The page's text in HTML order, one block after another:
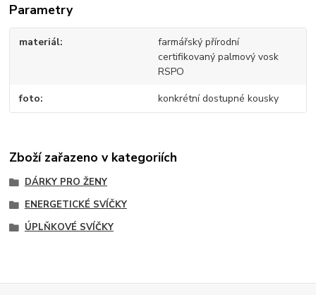
Parametry
materiál
farmářský přírodní
certifikovaný palmový vosk
RSPO
foto konkrétní dostupné kousky
Zboží zařazeno v kategoriích
DÁRKY PRO ŽENY
ENERGETICKÉ SVÍČKY
ÚPLŇKOVÉ SVÍČKY